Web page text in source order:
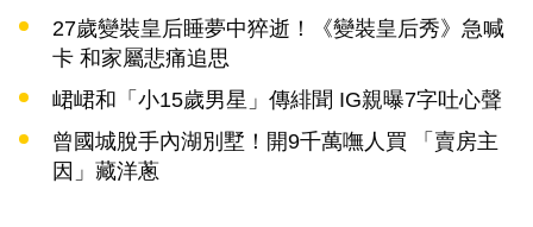
27歲變裝皇后睡夢中猝逝！《變裝皇后秀》急喊
卡 和家屬悲痛追思
峮峮和「小15歲男星」傳緋聞 IG親曝7字吐心聲
曾國城脫手內湖別墅！開9千萬嘸人買 「賣房主
因」藏洋蔥